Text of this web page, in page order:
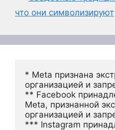
что они символизируют
* Meta признана
организацией и
** Facebook
Meta, признанной
организацией и
*** Instagram